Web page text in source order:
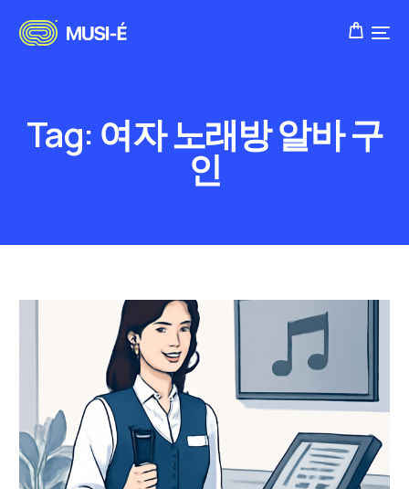
Tag: 여자 노래방 알바 구
인